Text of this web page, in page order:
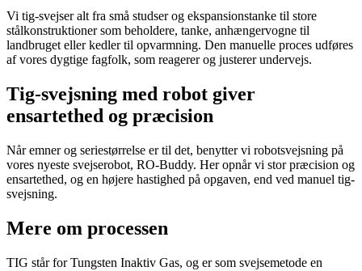
Vi tig-svejser alt fra små studser og ekspansionstanke til store
stålkonstruktioner som beholdere, tanke, anhængervogne til
landbruget eller kedler til opvarmning. Den manuelle proces udføres
af vores dygtige fagfolk, som reagerer og justerer undervejs.
Tig-svejsning med robot giver
ensartethed og præcision
Når emner og seriestørrelse er til det, benytter vi robotsvejsning på
vores nyeste svejserobot, RO-Buddy. Her opnår vi stor præcision og
ensartethed, og en højere hastighed på opgaven, end ved manuel tig-
svejsning.
Mere om processen
TIG står for Tungsten Inaktiv Gas, og er som svejsemetode en